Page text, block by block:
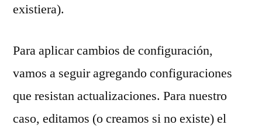
existiera).
Para aplicar cambios de configuración,
vamos a seguir agregando configuraciones
que resistan actualizaciones. Para nuestro
caso, editamos (o creamos si no existe) el